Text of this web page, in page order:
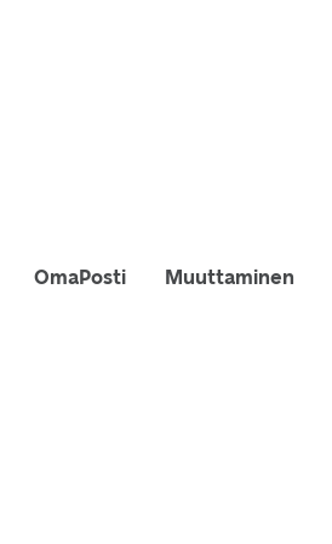
OmaPosti Muuttaminen